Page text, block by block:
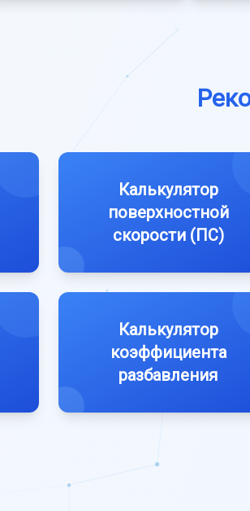
Калькулятор
поверхностной
скорости (ПС)
Калькулятор
коэффициента
разбавления